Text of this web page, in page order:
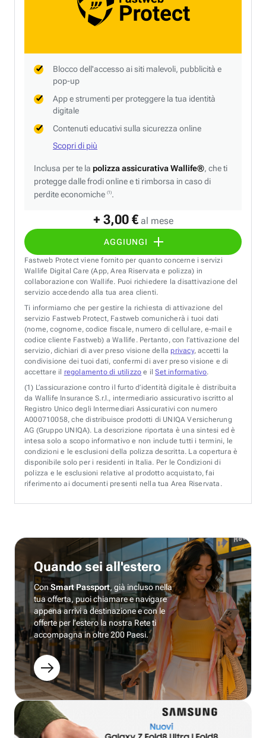
+ 3,00 € al mese
AGGIUNGI
Blocco dell'accesso ai siti malevoli, pubblicità e
pop-up
App e strumenti per proteggere la tua identità
digitale
Contenuti educativi sulla sicurezza online
Scopri di più
Inclusa per te la polizza assicurativa Wallife®, che ti
protegge dalle frodi online e ti rimborsa in caso di
perdite economiche (1).
Fastweb Protect viene fornito per quanto concerne i servizi
Wallife Digital Care (App, Area Riservata e polizza) in
collaborazione con Wallife. Puoi richiedere la disattivazione del
servizio accedendo alla tua area clienti.
Ti informiamo che per gestire la richiesta di attivazione del
servizio Fastweb Protect, Fastweb comunicherà i tuoi dati
(nome, cognome, codice fiscale, numero di cellulare, e-mail e
codice cliente Fastweb) a Wallife. Pertanto, con l’attivazione del
servizio, dichiari di aver preso visione della privacy, accetti la
condivisione dei tuoi dati, confermi di aver preso visione e di
accettare il regolamento di utilizzo e ilSet informativo.
(1) L’assicurazione contro il furto d’identità digitale è distribuita
da Wallife Insurance S.r.l., intermediario assicurativo iscritto al
Registro Unico degli Intermediari Assicurativi con numero
A000710058, che distribuisce prodotti di UNIQA Versicherung
AG (Gruppo UNIQA). La descrizione riportata è una sintesi ed è
intesa solo a scopo informativo e non include tutti i termini, le
condizioni e le esclusioni della polizza descritta. La copertura è
disponibile solo per i residenti in Italia. Per le Condizioni di
polizza e le esclusioni relative al prodotto acquistato, fai
riferimento ai documenti presenti nella tua Area Riservata.
Quando sei all'estero
ConSmart Passport, già incluso nella
tua offerta, puoi chiamare e navigare
appena arrivi a destinazione e con le
offerte per l’estero la nostra Rete ti
accompagna in oltre 200 Paesi.